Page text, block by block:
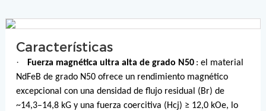
Características
· Fuerza magnética ultra alta de grado N50 : el material
NdFeB de grado N50 ofrece un rendimiento magnético
excepcional con una densidad de flujo residual (Br) de
~14,3–14,8 kG y una fuerza coercitiva (Hcj) ≥ 12,0 kOe, lo